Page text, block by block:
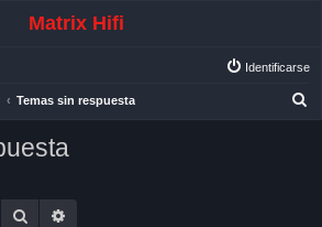
Matrix Hifi
Identificarse
Temas sin respuesta
Buscar